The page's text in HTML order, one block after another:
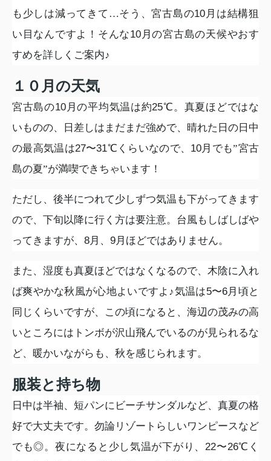
も少しは減ってきて…そう、宮古島の10 月は結構狙
い目なんですよ！そんな10 月の宮古島の天候やおす
すめを詳しくご案内♪
１０月の天気
宮古島の10月の平均気温は約25℃。真夏ほどではな
いものの、日差しはまだまだ強めで、晴れた日の日中
の最高気温は27〜31℃くらいなので、 10月でも”宮古
島の夏”が満喫できちゃいます！
ただし、後半につれて少しずつ気温も下がってきます
ので、下旬以降に行く方は要注意。台風もしばしばや
ってきますが、 8月、 9月ほどではありません。
また、湿度も真夏ほどではなくなるので、木陰に入れ
ば爽やかな秋風が心地よいですよ♪気温は5〜6月頃と
同じくらいですが、この頃になると、海辺の茂みの高
いところにはトンボが沢山飛んでいるのが見られるな
ど、暖かいながらも、秋を感じられます。
服装と持ち物
日中は半袖、短パンにビーチサンダルなど、真夏の格
好で大丈夫です。勿論リゾートらしいワンピースなど
でも◎。夜になると少し気温が下がり、22〜26℃く